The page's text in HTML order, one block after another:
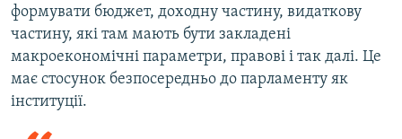
формувати бюджет, доходну частину, видаткову
частину, які там мають бути закладені
макроекономічні параметри, правові і так далі. Це
має стосунок безпосередньо до парламенту як
інституції.